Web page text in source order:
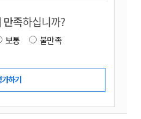
만족하십니까?
보통
불만족